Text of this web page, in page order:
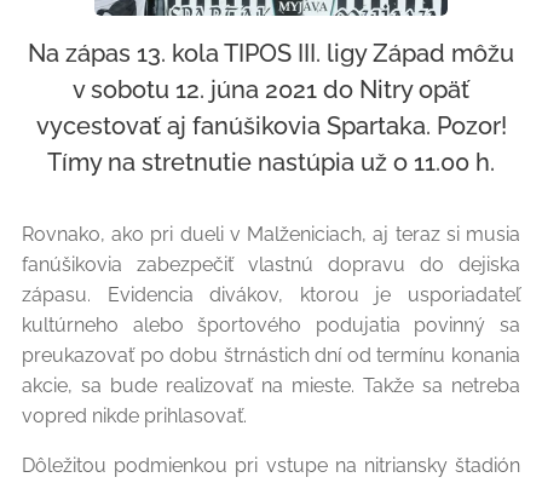
Na zápas 13. kola TIPOS III. ligy Západ môžu
v sobotu 12. júna 2021 do Nitry opäť
vycestovať aj fanúšikovia Spartaka. Pozor!
Tímy na stretnutie nastúpia už o 11.00 h.
Rovnako, ako pri dueli v Malženiciach, aj teraz si musia
fanúšikovia zabezpečiť vlastnú dopravu do dejiska
zápasu. Evidencia divákov, ktorou je usporiadateľ
kultúrneho alebo športového podujatia povinný sa
preukazovať po dobu štrnástich dní od termínu konania
akcie, sa bude realizovať na mieste. Takže sa netreba
vopred nikde prihlasovať.
Dôležitou podmienkou pri vstupe na nitriansky štadión